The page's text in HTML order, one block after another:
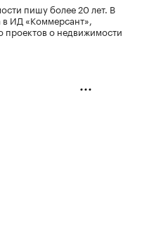
пишу более 20 лет. В
ИД «Коммерсант»,
проектов о недвижимости